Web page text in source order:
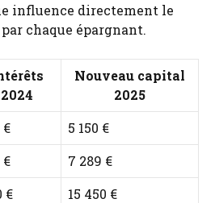
influence directement le
chaque épargnant.
2024
Nouveau capital
2025
€
5 150 €
€
7 289 €
€
15 450 €